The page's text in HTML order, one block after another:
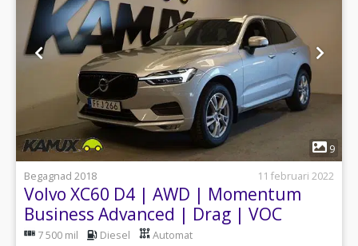
9
Begagnad 2018
11 februari 2022
Volvo XC60 D4 | AWD | Momentum
Business Advanced | Drag | VOC
|190HK
7 500 mil Diesel Automat